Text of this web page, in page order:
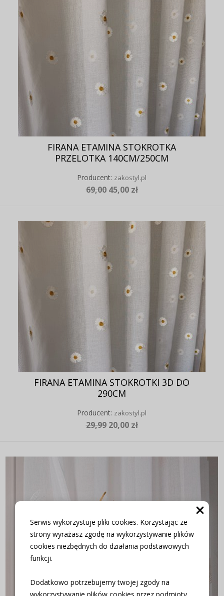
Serwis wykorzystuje pliki cookies. Korzystając ze
strony wyrażasz zgodę na wykorzystywanie plików
cookies niezbędnych do działania podstawowych
funkcji.
Dodatkowo potrzebujemy twojej zgody na
FIRANA ETAMINA STOKROTKA
PRZELOTKA 140CM/250CM
Producent: zakostyl.pl
69,00 45,00 zł
FIRANA ETAMINA STOKROTKI 3D DO
290CM
Producent: zakostyl.pl
29,99 20,00 zł